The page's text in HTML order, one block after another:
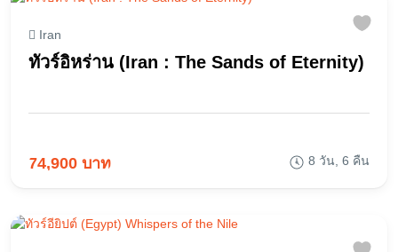
Iran
ทัวร์อิหร่าน (Iran : The Sands of Eternity)
74,900 บาท 8 วัน, 6 คืน